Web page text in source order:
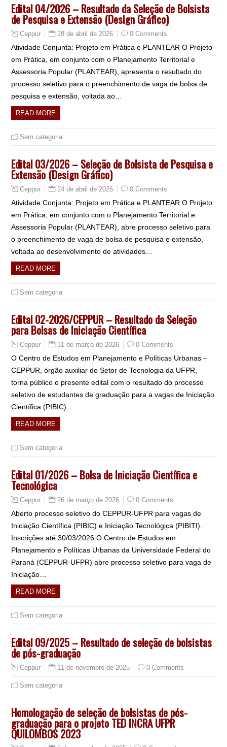
Edital 04/2026 – Resultado da Seleção de Bolsista
de Pesquisa e Extensão (Design Gráfico)
Ceppur 28 de abril de 2026 0 Comments
Atividade Conjunta: Projeto em Prática e PLANTEAR O Projeto
em Prática, em conjunto com o Planejamento Territorial e
Assessoria Popular (PLANTEAR), apresenta o resultado do
processo seletivo para o preenchimento de vaga de bolsa de
pesquisa e extensão, voltada ao…
READ MORE
Sem categoria
Edital 03/2026 – Seleção de Bolsista de Pesquisa e
Extensão (Design Gráfico)
Ceppur 24 de abril de 2026 0 Comments
Atividade Conjunta: Projeto em Prática e PLANTEAR O Projeto
em Prática, em conjunto com o Planejamento Territorial e
Assessoria Popular (PLANTEAR), abre processo seletivo para
o preenchimento de vaga de bolsa de pesquisa e extensão,
voltada ao desenvolvimento de atividades…
READ MORE
Sem categoria
Edital 02-2026/CEPPUR – Resultado da Seleção
para Bolsas de Iniciação Científica
Ceppur 31 de março de 2026 0 Comments
O Centro de Estudos em Planejamento e Políticas Urbanas –
CEPPUR, órgão auxiliar do Setor de Tecnologia da UFPR,
torna público o presente edital com o resultado do processo
seletivo de estudantes de graduação para a vagas de Iniciação
Científica (PIBIC)…
READ MORE
Sem categoria
Edital 01/2026 – Bolsa de Iniciação Científica e
Tecnológica
Ceppur 26 de março de 2026 0 Comments
Aberto processo seletivo do CEPPUR-UFPR para vagas de
Iniciação Científica (PIBIC) e Iniciação Tecnológica (PIBITI).
Inscrições até 30/03/2026 O Centro de Estudos em
Planejamento e Políticas Urbanas da Universidade Federal do
Paraná (CEPPUR-UFPR) abre processo seletivo para vaga de
Iniciação…
READ MORE
Sem categoria
Edital 09/2025 – Resultado de seleção de bolsistas
de pós-graduação
Ceppur 11 de novembro de 2025 0 Comments
Sem categoria
Homologação de seleção de bolsistas de pós-
graduação para o projeto TED INCRA UFPR
QUILOMBOS 2023